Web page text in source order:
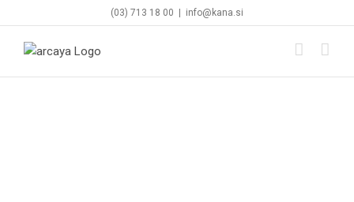
to
content
(03) 713 18 00 info@kana.si